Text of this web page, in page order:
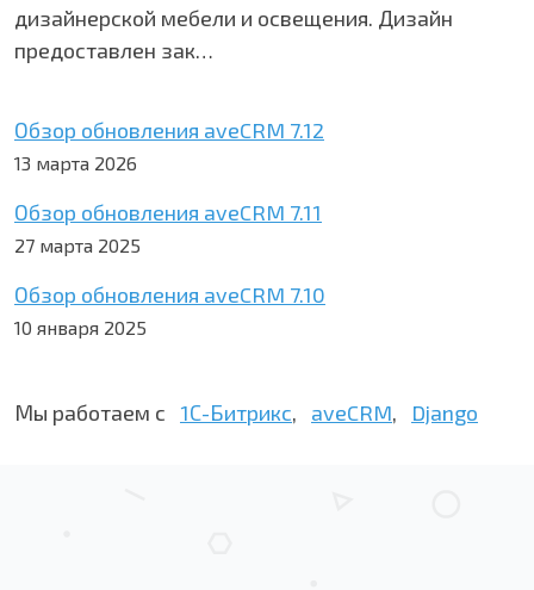
дизайнерской мебели и освещения. Дизайн
предоставлен зак…
Обзор обновления aveCRM 7.12
13 марта 2026
Обзор обновления aveCRM 7.11
27 марта 2025
Обзор обновления aveCRM 7.10
10 января 2025
Мы работаем с 1С-Битрикс, aveCRM, Django